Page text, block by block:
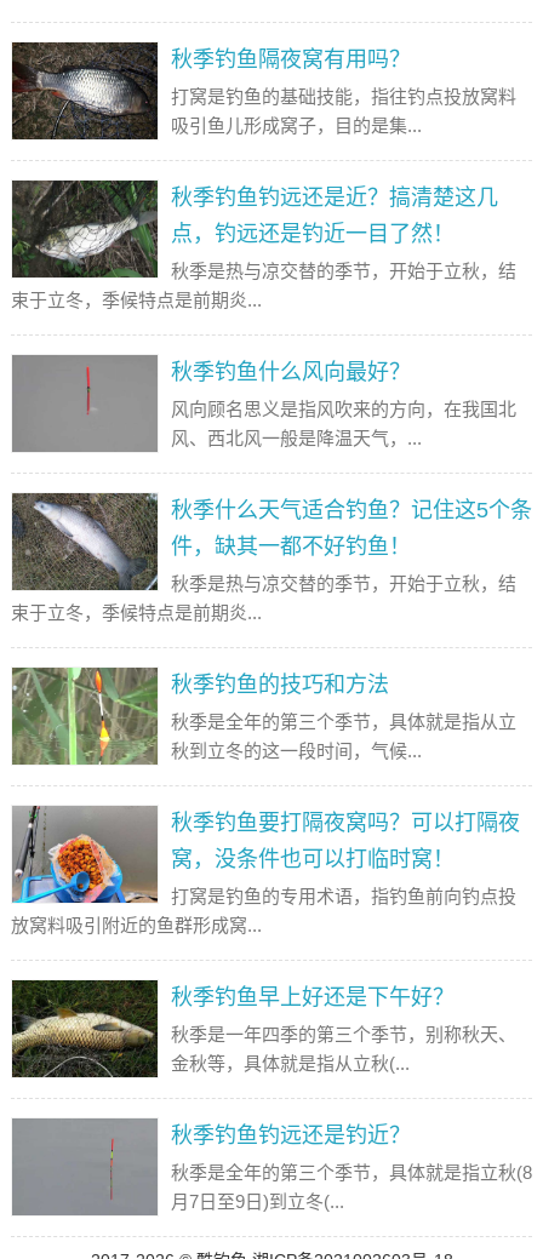
秋季钓鱼隔夜窝有用吗？
打窝是钓鱼的基础技能，指往钓点投放窝料
吸引鱼儿形成窝子，目的是集...
秋季钓鱼钓远还是近？搞清楚这几
点，钓远还是钓近一目了然！
秋季是热与凉交替的季节，开始于立秋，结
束于立冬，季候特点是前期炎...
秋季钓鱼什么风向最好？
风向顾名思义是指风吹来的方向，在我国北
风、西北风一般是降温天气，...
秋季什么天气适合钓鱼？记住这5个条
件，缺其一都不好钓鱼！
秋季是热与凉交替的季节，开始于立秋，结
束于立冬，季候特点是前期炎...
秋季钓鱼的技巧和方法
秋季是全年的第三个季节，具体就是指从立
秋到立冬的这一段时间，气候...
秋季钓鱼要打隔夜窝吗？可以打隔夜
窝，没条件也可以打临时窝！
打窝是钓鱼的专用术语，指钓鱼前向钓点投
放窝料吸引附近的鱼群形成窝...
秋季钓鱼早上好还是下午好？
秋季是一年四季的第三个季节，别称秋天、
金秋等，具体就是指从立秋(...
秋季钓鱼钓远还是钓近？
秋季是全年的第三个季节，具体就是指立秋(8
月7日至9日)到立冬(...